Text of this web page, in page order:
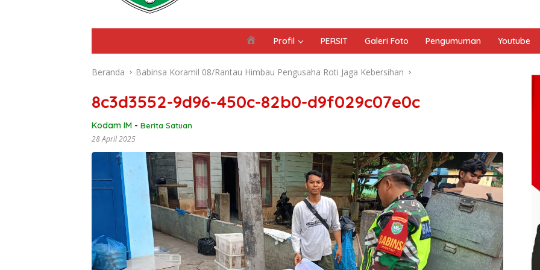
e
a
a
Profil PERSIT Galeri Foto Pengumuman Youtube
Beranda Babinsa Koramil 08/Rantau Himbau Pengusaha Roti Jaga Kebersihan
8c3d3552-9d96-450c-82b0-d9f029c07e0c
Kodam IM - Berita Satuan
28 April 2025